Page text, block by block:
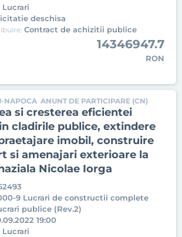
Lucrari
deschisa
Contract de achizitii publice
14346947.7
RON
NAPOCA ANUNT DE PARTICIPARE (CN)
si cresterea eficientei
cladirile publice, extindere
imobil, construire
si amenajari exterioare la
Nicolae Iorga
9 Lucrari de constructii complete
publice (Rev.2)
19:00
Lucrari